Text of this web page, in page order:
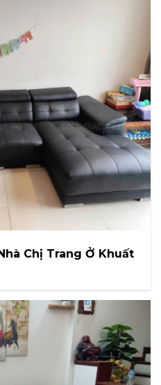
Chị Trang Ở Khuất